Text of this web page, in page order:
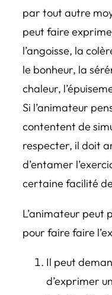
par tout autre
peut faire
l’angoisse, la
le bonheur, la
chaleur,
Si l’animateur
contentent de
respecter, il doit
d’entamer
certaine facilité
L’animateur peut
pour faire faire
Il peut
d’exprimer